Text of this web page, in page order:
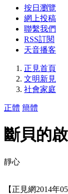
按日瀏覽
網上投稿
聯繫我們
RSS訂閱
天音播客
正見首頁
文明新見
社會家庭
正體 簡體
斷貝的
靜心
【正見網2014年